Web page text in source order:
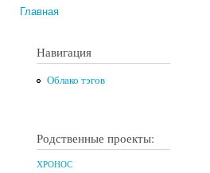
Главная
Навигация
Облако тэгов
Родственные проекты:
ХРОНОС